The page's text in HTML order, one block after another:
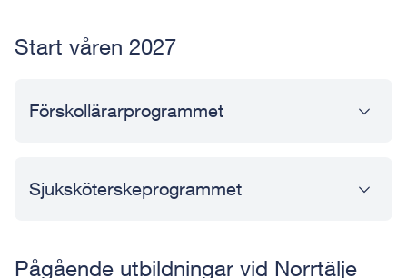
Start våren 2027
Förskollärarprogrammet
Sjuksköterskeprogrammet
Pågående utbildningar vid Norrtälje